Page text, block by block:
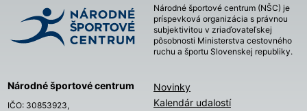
Národné športové centrum (NŠC) je
príspevková organizácia s právnou
subjektivitou v zriaďovateľskej
pôsobnosti Ministerstva cestovného
ruchu a športu Slovenskej republiky.
Národné športové centrum
IČO: 30853923,
Novinky
Kalendár udalostí